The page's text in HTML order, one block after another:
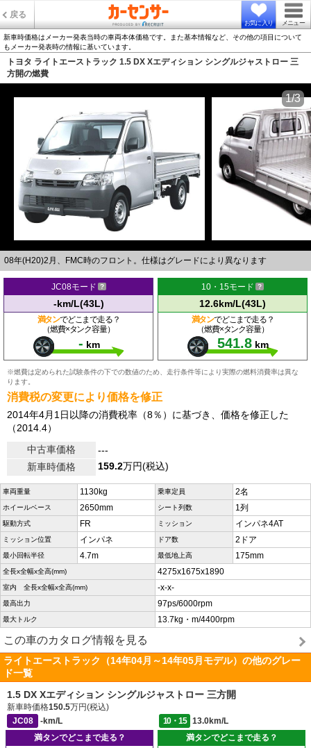
戻る
お気に入り メニュー
新車時価格はメーカー発表当時の車両本体価格です。また基本情報など、その他の項目について
もメーカー発表時の情報に基いています。
トヨタ ライトエーストラック 1.5 DX Xエディション シングルジャストロー 三
方開の燃費
08年(H20)2月、FMC時のフロント。仕様はグレードにより異なります
1/3
JC08モード
-km/L(43L)
満タンでどこまで走る？
（燃費×タンク容量）
- km
10・15モード
12.6km/L(43L)
満タンでどこまで走る？
（燃費×タンク容量）
541.8 km
※燃費は定められた試験条件の下での数値のため、走行条件等により実際の燃料消費率は異な
ります。
消費税の変更により価格を修正
2014年4月1日以降の消費税率（8％）に基づき、価格を修正した
（2014.4）
中古車価格
---
新車時価格
159.2万円(税込)
車両重量 1130kg 乗車定員 2名
ホイールベース 2650mm シート列数 1列
駆動方式 FR ミッション インパネ4AT
ミッション位置 インパネ ドア数 2ドア
最小回転半径 4.7m 最低地上高 175mm
全長x全幅x全高(mm) 4275x1675x1890
室内 全長x全幅x全高(mm) -x-x-
最高出力 97ps/6000rpm
最大トルク 13.7kg・m/4400rpm
この車のカタログ情報を見る
ライトエーストラック（14年04月～14年05月モデル）の他のグレー
ド一覧
1.5 DX Xエディション シングルジャストロー 三方開
新車時価格150.5万円(税込)
JC08
-km/L 10・15
13.0km/L
満タンでどこまで走る？
満タンでどこまで走る？